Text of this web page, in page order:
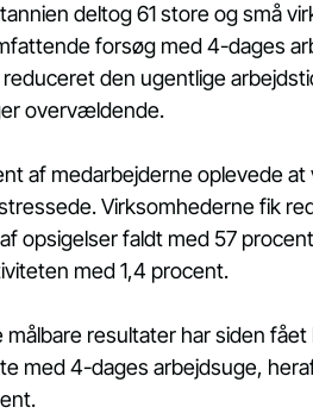
deltog 61 store og små
forsøg med 4-dages
den ugentlige
overvældende.
af medarbejderne oplevede
Virksomhederne fik
opsigelser faldt med 57
med 1,4 procent.
målbare resultater har siden
med 4-dages arbejdsuge,